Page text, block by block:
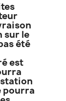
sur le
été
est
pourra